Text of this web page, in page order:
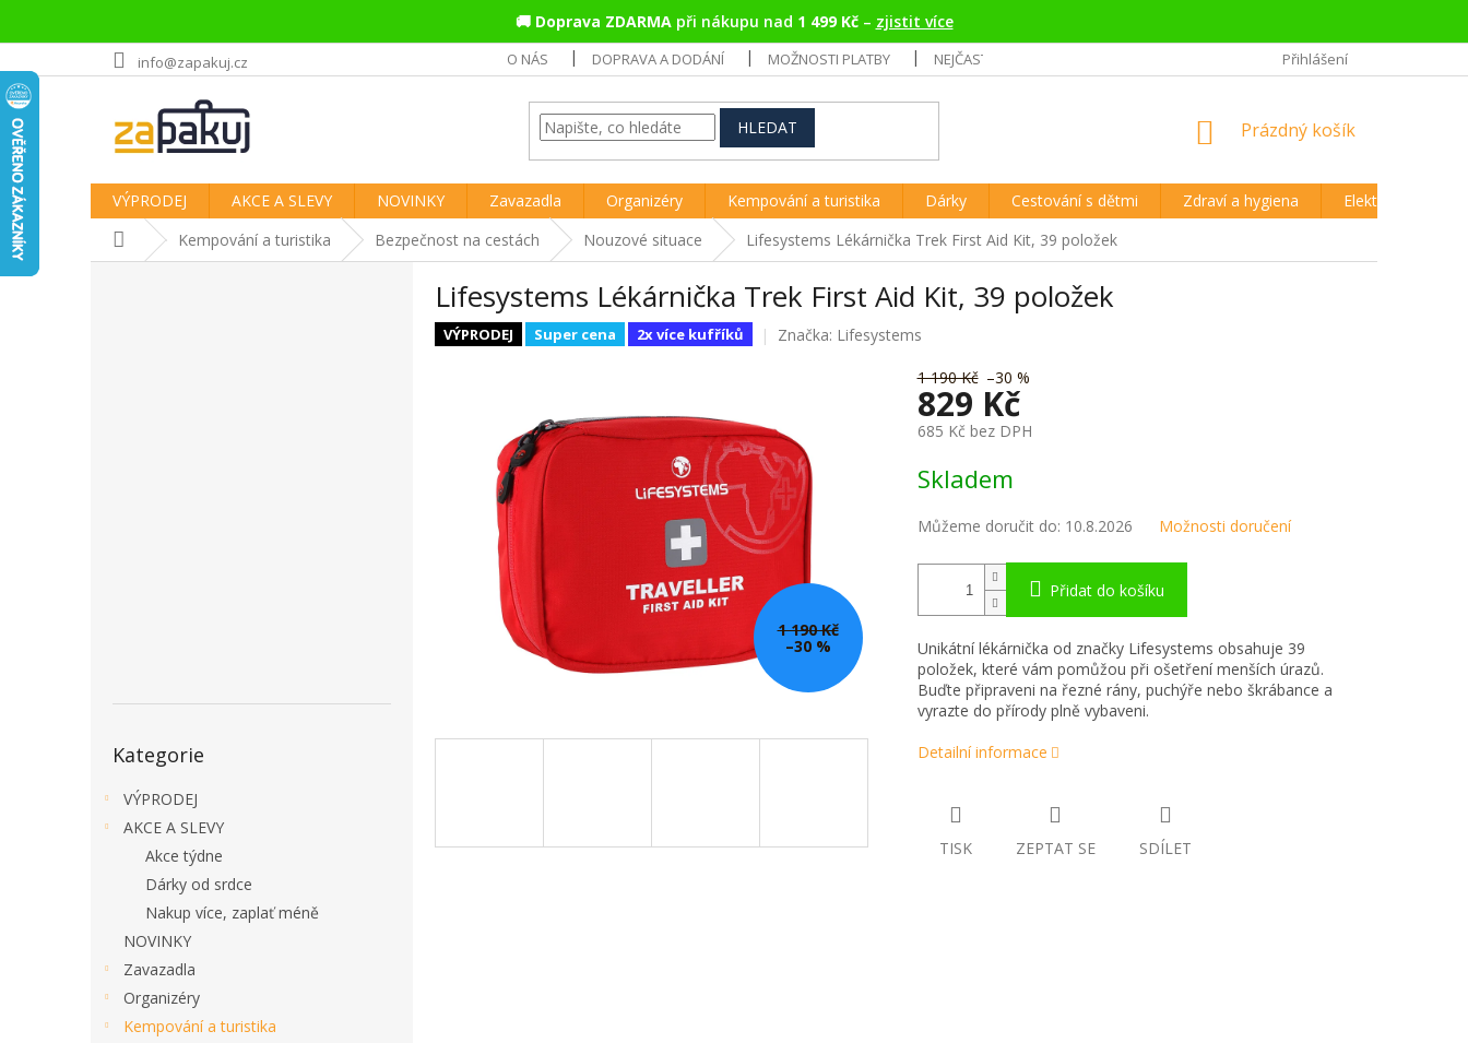
🚚 Doprava ZDARMApři nákupu nad 1 499 Kč– zjistit více
na
obsah
info@zapakuj.cz O NÁS DOPRAVA A DODÁNÍ MOŽNOSTI PLATBY NEJČASTĚJŠÍ OTÁZKY CESTOVATELŮ REKLAMAČNÍ ŘÁD A VRÁCENÍ ZBOŽÍ
Přihlášení
HLEDAT
NÁKUPNÍ
Prázdný košík
VÝPRODEJ AKCE A SLEVY NOVINKY Zavazadla Organizéry Kempování a turistika Dárky Cestování s dětmi Zdraví a hygiena Elektronika
Domů Kempování a turistika Bezpečnost na cestách Nouzové situace Lifesystems Lékárnička Trek First Aid Kit, 39 položek
kategorie
Kategorie
VÝPRODEJ
AKCE A SLEVY
Akce týdne
Dárky od srdce
Nakup více, zaplať méně
NOVINKY
Zavazadla
Organizéry
Kempování a turistika
Lifesystems Lékárnička Trek First Aid Kit, 39 položek
VÝPRODEJ Super cena 2x více kufříků Značka: Lifesystems
1 190 Kč
–30 %
1 190 Kč –30 %
829 Kč
685 Kč bez DPH
cena:
Skladem
Můžeme doručit do: 10.8.2026 Možnosti doručení
Přidat do košíku
Unikátní lékárnička od značky Lifesystems obsahuje 39
položek, které vám pomůžou při ošetření menších úrazů.
Buďte připraveni na řezné rány, puchýře nebo škrábance a
vyrazte do přírody plně vybaveni.
Detailní informace
TISK ZEPTAT SE SDÍLET